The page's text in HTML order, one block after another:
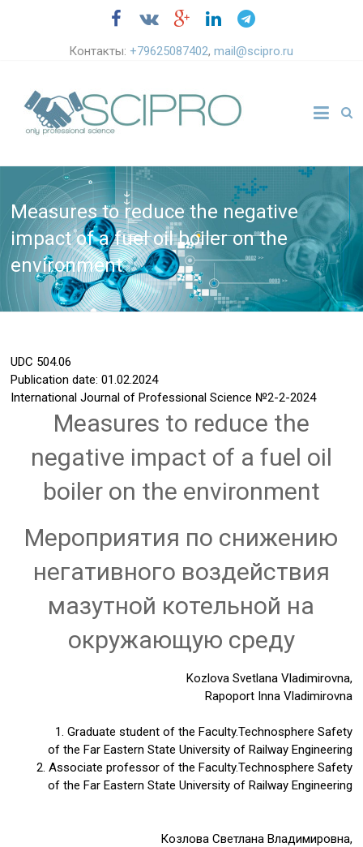
Контакты:+79625087402,mail@scipro.ru
Measures to reduce the negative
impact of a fuel oil boiler on the
environment
UDC 504.06
Publication date: 01.02.2024
International Journal of Professional Science №2-2-2024
Measures to reduce the
negative impact of a fuel oil
boiler on the environment
Мероприятия по снижению
негативного воздействия
мазутной котельной на
окружающую среду
Kozlova Svetlana Vladimirovna,
Rapoport Inna Vladimirovna
1. Graduate student of the Faculty.Technosphere Safety
of the Far Eastern State University of Railway Engineering
2. Associate professor of the Faculty.Technosphere Safety
of the Far Eastern State University of Railway Engineering
Козлова Светлана Владимировна,